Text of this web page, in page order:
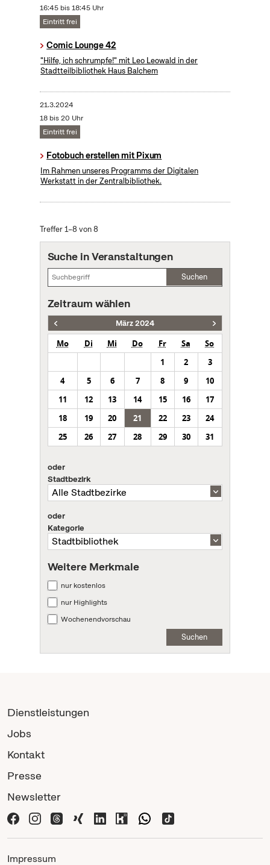
16:45 bis 18:45 Uhr
Eintritt frei
Comic Lounge 42
"Hilfe, ich schrumpfe!" mit Leo Leowald in der
Stadtteilbibliothek Haus Balchem
21.3.2024
18 bis 20 Uhr
Eintritt frei
Fotobuch erstellen mit Pixum
Im Rahmen unseres Programms der Digitalen
Werkstatt in der Zentralbibliothek.
Treffer 1–8 von 8
Suche in Veranstaltungen
Suchen
Zeitraum wählen
März 2024
Mo Di Mi Do Fr Sa
So
1
2
3
4
5 6 7 8 9
10
11
12 13 14 15 16
17
18
19 20 21 22 23
24
25
26 27 28 29 30 31
oder
Stadtbezirk
oder
Kategorie
Weitere Merkmale
nur kostenlos
nur Highlights
Wochenendvorschau
Suchen
Dienstleistungen
Jobs
Kontakt
Presse
Newsletter
Impressum